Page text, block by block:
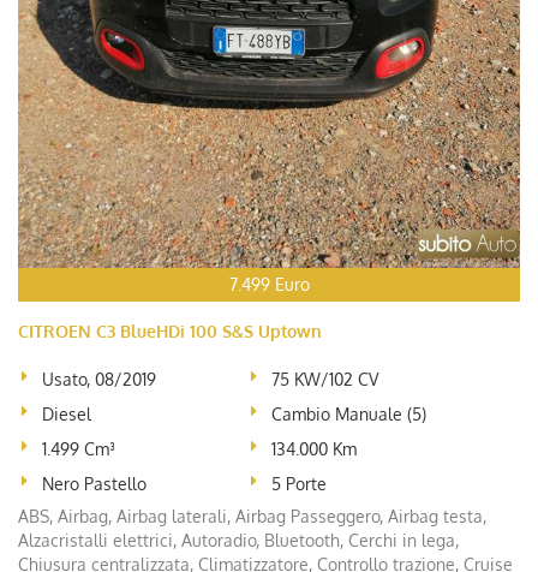
7.499 Euro
CITROEN C3 BlueHDi 100 S&S Uptown
Usato, 08/2019
75 KW/102 CV
Diesel
Cambio Manuale (5)
1.499 Cm³
134.000 Km
Nero Pastello
5 Porte
ABS, Airbag, Airbag laterali, Airbag Passeggero, Airbag testa,
Alzacristalli elettrici, Autoradio, Bluetooth, Cerchi in lega,
Chiusura centralizzata, Climatizzatore, Controllo trazione, Cruise